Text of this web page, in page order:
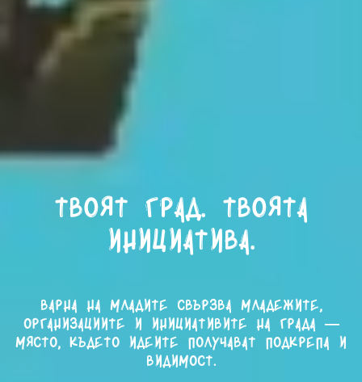
Твоят град. Твоята
инициатива.
Варна на младите свързва младежите,
организациите и инициативите на града —
място, където идеите получават подкрепа и
видимост.